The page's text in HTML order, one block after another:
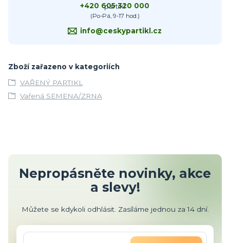
+420 605 320 000
(Po-Pá, 9-17 hod.)
info@ceskypartikl.cz
Zboží zařazeno v kategoriích
VAŘENÝ PARTIKL
Vařená SEMENA/ZRNA
Nepropásněte novinky, akce
a slevy!
Můžete se kdykoli odhlásit. Zasíláme jednou za 14 dní.